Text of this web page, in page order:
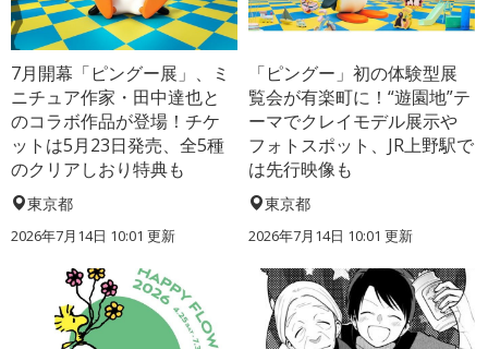
7月開幕「ピングー展」、ミ
ニチュア作家・田中達也と
のコラボ作品が登場！チケ
ットは5月23日発売、全5種
のクリアしおり特典も
東京都
2026年7月14日 10:01 更新
「ピングー」初の体験型展
覧会が有楽町に！“遊園地”テ
ーマでクレイモデル展示や
フォトスポット、JR上野駅で
は先行映像も
東京都
2026年7月14日 10:01 更新